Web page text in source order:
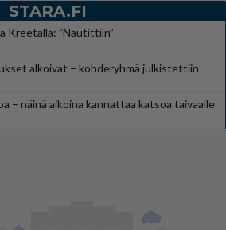
STARA.FI
Kreetalla: ”Nautittiin”
alkoivat – kohderyhmä julkistettiin
– näinä aikoina kannattaa katsoa taivaalle